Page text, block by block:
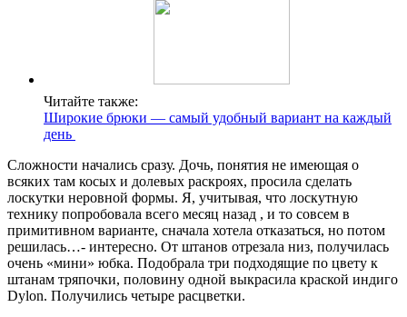
Читайте также:
Широкие брюки — самый удобный вариант на каждый
день
Сложности начались сразу. Дочь, понятия не имеющая о
всяких там косых и долевых раскроях, просила сделать
лоскутки неровной формы. Я, учитывая, что лоскутную
технику попробовала всего месяц назад , и то совсем в
примитивном варианте, сначала хотела отказаться, но потом
решилась…- интересно. От штанов отрезала низ, получилась
очень «мини» юбка. Подобрала три подходящие по цвету к
штанам тряпочки, половину одной выкрасила краской индиго
Dylon. Получились четыре расцветки.